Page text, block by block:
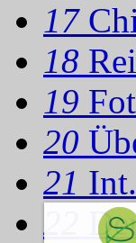
17
18
19
20
21
22